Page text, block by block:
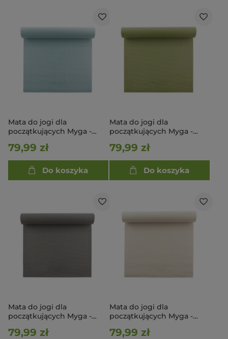
Mata do jogi dla
początkujących Myga -
79,99 zł
Do koszyka
Mata do jogi dla
początkujących Myga -
79,99 zł
Do koszyka
Mata do jogi dla
początkujących Myga -
79,99 zł
Mata do jogi dla
początkujących Myga -
79,99 zł